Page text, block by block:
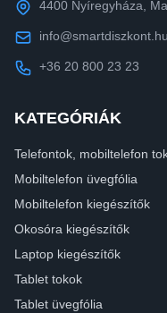
4400 Nyíregyháza,
info@smartdiszkont.hu
+36 20 800 23 23
KATEGÓRIÁK
Telefontok, mobiltelefon
Mobiltelefon üvegfólia
Mobiltelefon kiegészítők
Okosóra kiegészítők
Laptop kiegészítők
Tablet tokok
Tablet üvegfólia